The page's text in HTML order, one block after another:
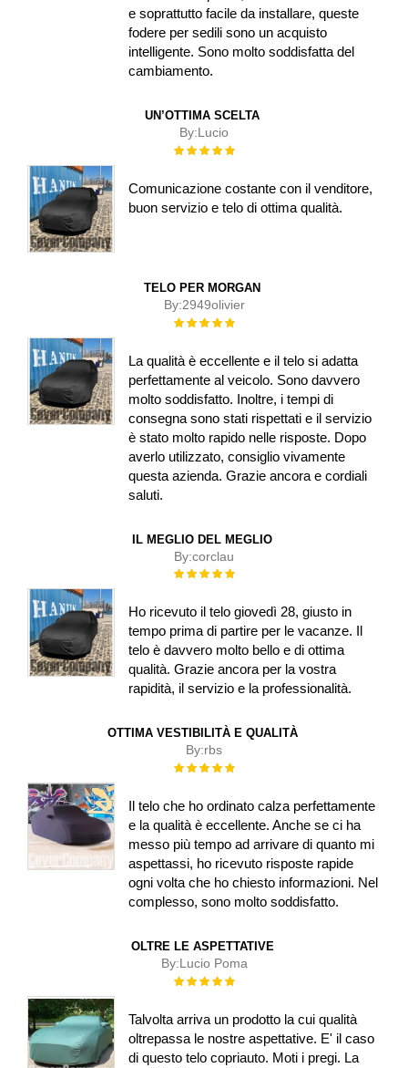
e soprattutto facile da installare, queste
fodere per sedili sono un acquisto
intelligente. Sono molto soddisfatta del
cambiamento.
UN’OTTIMA SCELTA
By:Lucio
Rating:
Comunicazione costante con il venditore,
buon servizio e telo di ottima qualità.
TELO PER MORGAN
By:2949olivier
Rating:
La qualità è eccellente e il telo si adatta
perfettamente al veicolo. Sono davvero
molto soddisfatto. Inoltre, i tempi di
consegna sono stati rispettati e il servizio
è stato molto rapido nelle risposte. Dopo
averlo utilizzato, consiglio vivamente
questa azienda. Grazie ancora e cordiali
saluti.
IL MEGLIO DEL MEGLIO
By:corclau
Rating:
Ho ricevuto il telo giovedì 28, giusto in
tempo prima di partire per le vacanze. Il
telo è davvero molto bello e di ottima
qualità. Grazie ancora per la vostra
rapidità, il servizio e la professionalità.
OTTIMA VESTIBILITÀ E QUALITÀ
By:rbs
Rating:
Il telo che ho ordinato calza perfettamente
e la qualità è eccellente. Anche se ci ha
messo più tempo ad arrivare di quanto mi
aspettassi, ho ricevuto risposte rapide
ogni volta che ho chiesto informazioni. Nel
complesso, sono molto soddisfatto.
OLTRE LE ASPETTATIVE
By:Lucio Poma
Rating:
Talvolta arriva un prodotto la cui qualità
oltrepassa le nostre aspettative. E' il caso
di questo telo copriauto. Moti i pregi. La